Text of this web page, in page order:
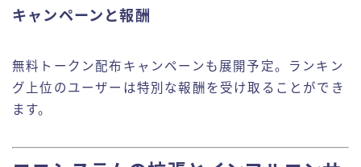
キャンペーンと報酬
無料トークン配布キャンペーンも展開予定。ランキン
グ上位のユーザーは特別な報酬を受け取ることができ
ます。